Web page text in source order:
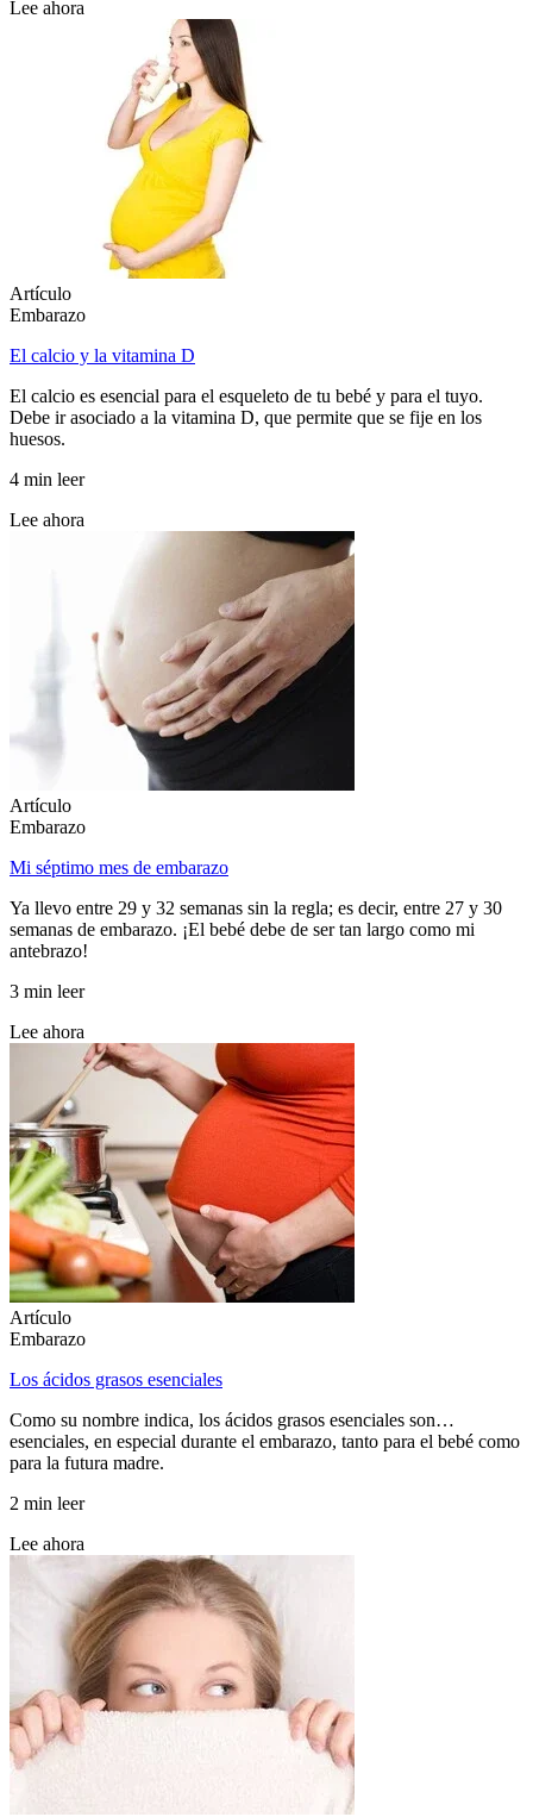
Lee ahora
Artículo
Embarazo
El calcio y la vitamina D
El calcio es esencial para el esqueleto de tu bebé y para el tuyo.
Debe ir asociado a la vitamina D, que permite que se fije en los
huesos.
4 min leer
Lee ahora
Artículo
Embarazo
Mi séptimo mes de embarazo
Ya llevo entre 29 y 32 semanas sin la regla; es decir, entre 27 y 30
semanas de embarazo. ¡El bebé debe de ser tan largo como mi
antebrazo!
3 min leer
Lee ahora
Artículo
Embarazo
Los ácidos grasos esenciales
Como su nombre indica, los ácidos grasos esenciales son…
esenciales, en especial durante el embarazo, tanto para el bebé como
para la futura madre.
2 min leer
Lee ahora